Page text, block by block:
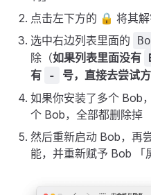
点击左下方的 🔒 将其
选中右边列表里面的
除（如果列表里面没有
有
- 号，直接去尝试
如果你安装了多个 Bob
个 Bob，全部都删除掉
然后重新启动 Bob，再
能，并重新赋予 Bob 「